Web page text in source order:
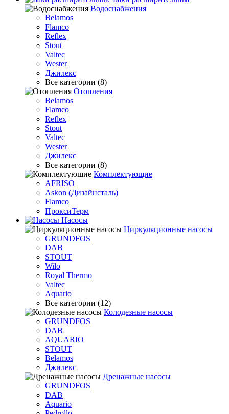
Водоснабжения
Belamos
Flamco
Reflex
Stout
Valtec
Wester
Джилекс
Все категории (8)
Отопления
Belamos
Flamco
Reflex
Stout
Valtec
Wester
Джилекс
Все категории (8)
Комплектующие
AFRISO
Askon (Дизайнсталь)
Flamco
ПроксиТерм
Насосы
Циркуляционные насосы
GRUNDFOS
DAB
STOUT
Wilo
Royal Thermo
Valtec
Aquario
Все категории (12)
Колодезные насосы
GRUNDFOS
DAB
AQUARIO
STOUT
Belamos
Джилекс
Дренажные насосы
GRUNDFOS
DAB
Aquario